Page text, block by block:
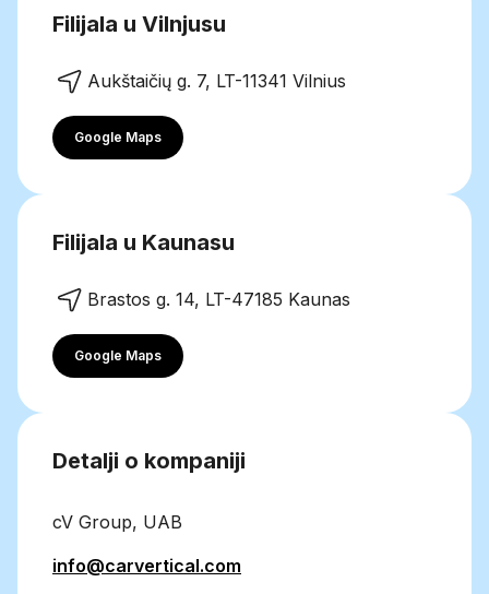
Filijala u Vilnjusu
Aukštaičių g. 7, LT-11341 Vilnius
Google Maps
Filijala u Kaunasu
Brastos g. 14, LT-47185 Kaunas
Google Maps
Detalji o kompaniji
cV Group, UAB
info@carvertical.com